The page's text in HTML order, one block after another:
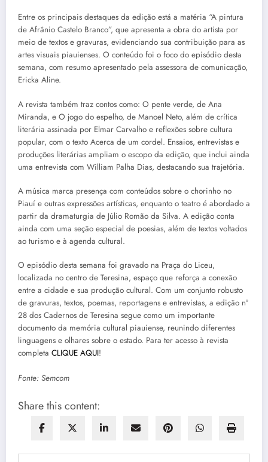
Entre os principais destaques da edição está a matéria “A pintura
de Afrânio Castelo Branco”, que apresenta a obra do artista por
meio de textos e gravuras, evidenciando sua contribuição para as
artes visuais piauienses. O conteúdo foi o foco do episódio desta
semana, com resumo apresentado pela assessora de comunicação,
Ericka Aline.
A revista também traz contos como: O pente verde, de Ana
Miranda, e O jogo do espelho, de Manoel Neto, além de crítica
literária assinada por Elmar Carvalho e reflexões sobre cultura
popular, com o texto Acerca de um cordel. Ensaios, entrevistas e
produções literárias ampliam o escopo da edição, que inclui ainda
uma entrevista com William Palha Dias, destacando sua trajetória.
A música marca presença com conteúdos sobre o chorinho no
Piauí e outras expressões artísticas, enquanto o teatro é abordado a
partir da dramaturgia de Júlio Romão da Silva. A edição conta
ainda com uma seção especial de poesias, além de textos voltados
ao turismo e à agenda cultural.
O episódio desta semana foi gravado na Praça do Liceu,
localizada no centro de Teresina, espaço que reforça a conexão
entre a cidade e sua produção cultural. Com um conjunto robusto
de gravuras, textos, poemas, reportagens e entrevistas, a edição nº
28 dos Cadernos de Teresina segue como um importante
documento da memória cultural piauiense, reunindo diferentes
linguagens e olhares sobre o estado. Para ter acesso à revista
completa CLIQUE AQUI!
Fonte: Semcom
Share this content: